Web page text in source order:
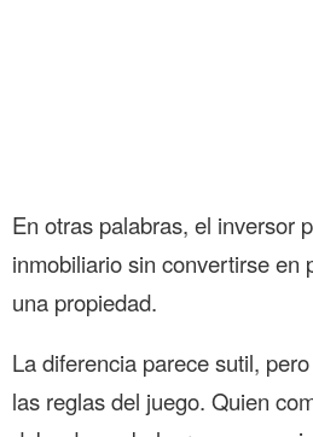
En otras palabras, el inversor
inmobiliario sin convertirse en
una propiedad.
La diferencia parece sutil,
las reglas del juego. Quien